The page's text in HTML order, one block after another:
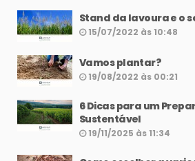
Stand da lavoura e o
15/07/2022 às 10:48
Vamos plantar?
19/08/2022 às 00:21
6 Dicas para um
Sustentável
19/11/2025 às 11:34